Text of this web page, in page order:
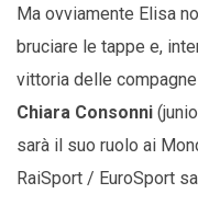
Ma ovviamente Elisa
bruciare le tappe e,
vittoria delle
Chiara Consonni
sarà il suo ruolo ai
RaiSport / EuroSport